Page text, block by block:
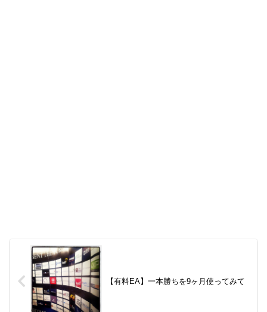
【有料EA】一本勝ちを9ヶ月使ってみて